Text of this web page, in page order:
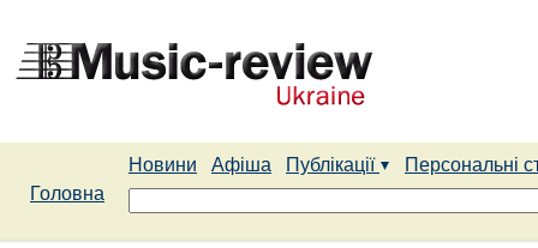
Новини Афіша Публікації
Персональні
Головна